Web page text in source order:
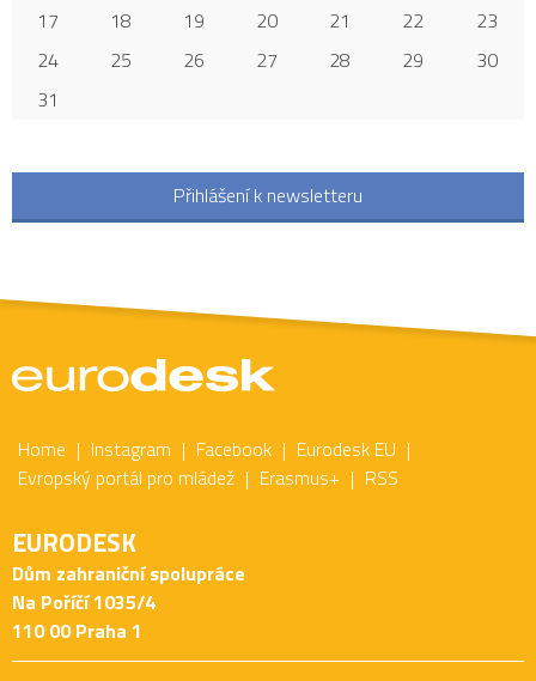
17
18 19 20 21 22
23
24
25 26 27 28 29
30
31
Přihlášení k newsletteru
Home Instagram Facebook
Eurodesk EU
Evropský portál pro mládež
Erasmus+ RSS
EURODESK
Dům zahraniční spolupráce
Na Poříčí 1035/4
110 00 Praha 1